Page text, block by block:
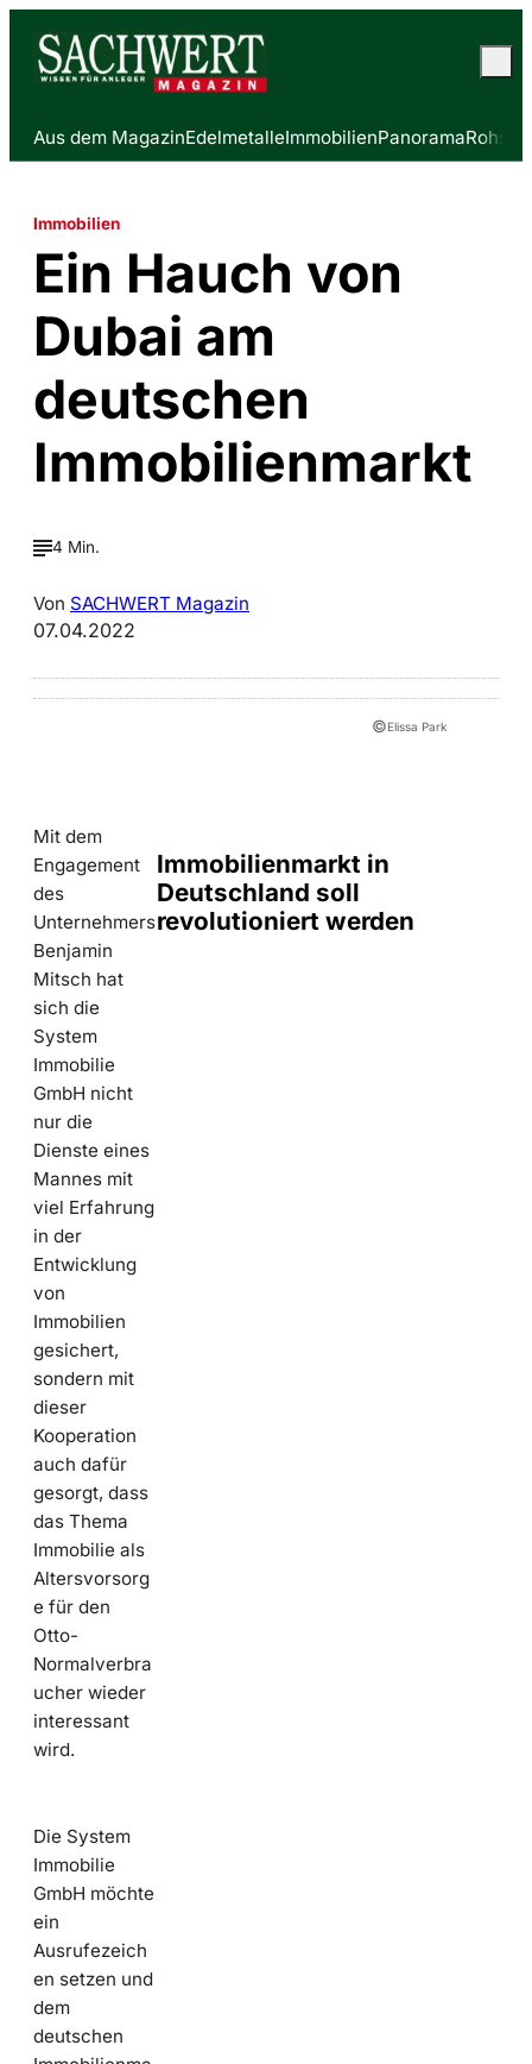
Aus dem MagazinEdelmetalleImmobilienPanorama
Immobilien
Ein Hauch von
Dubai am
deutschen
Immobilienmarkt
4 Min.
Von SACHWERT Magazin
07.04.2022
©Elissa Park
Mit dem
Engagement
des
Unternehmers
Benjamin
Mitsch hat
sich die
System
Immobilie
GmbH nicht
nur die
Dienste eines
Mannes mit
viel Erfahrung
in der
Entwicklung
von
Immobilien
gesichert,
sondern mit
dieser
Kooperation
auch dafür
gesorgt, dass
das Thema
Immobilie als
Altersvorsorg
e für den
Otto-
Normalverbra
ucher wieder
interessant
wird.
Immobilienmarkt in
Deutschland soll
revolutioniert werden
Die System
Immobilie
GmbH möchte
ein
Ausrufezeich
en setzen und
dem
deutschen